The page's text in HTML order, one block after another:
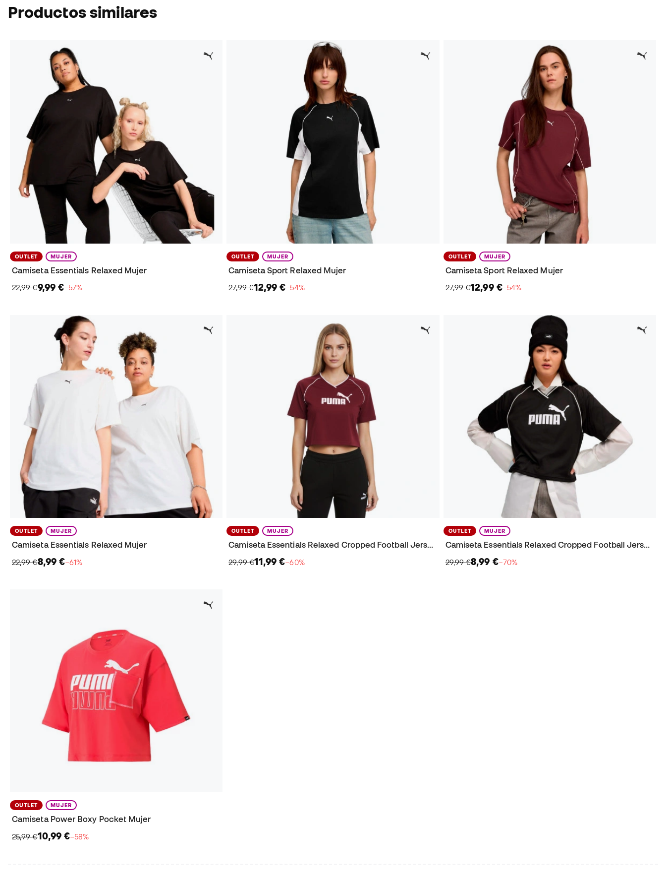
Productos similares
OUTLET MUJER
Camiseta Essentials Relaxed Mujer
22,99 €9,99 €−57%
OUTLET MUJER
Camiseta Sport Relaxed Mujer
27,99 €12,99 €−54%
OUTLET MUJER
Camiseta Sport Relaxed Mujer
27,99 €12,99 €−54%
OUTLET MUJER
Camiseta Essentials Relaxed Mujer
22,99 €8,99 €−61%
OUTLET MUJER
Camiseta Essentials Relaxed Cropped Football Jersey Mujer
29,99 €11,99 €−60%
OUTLET MUJER
Camiseta Essentials Relaxed Cropped Football Jersey Mujer
29,99 €8,99 €−70%
OUTLET MUJER
Camiseta Power Boxy Pocket Mujer
25,99 €10,99 €−58%